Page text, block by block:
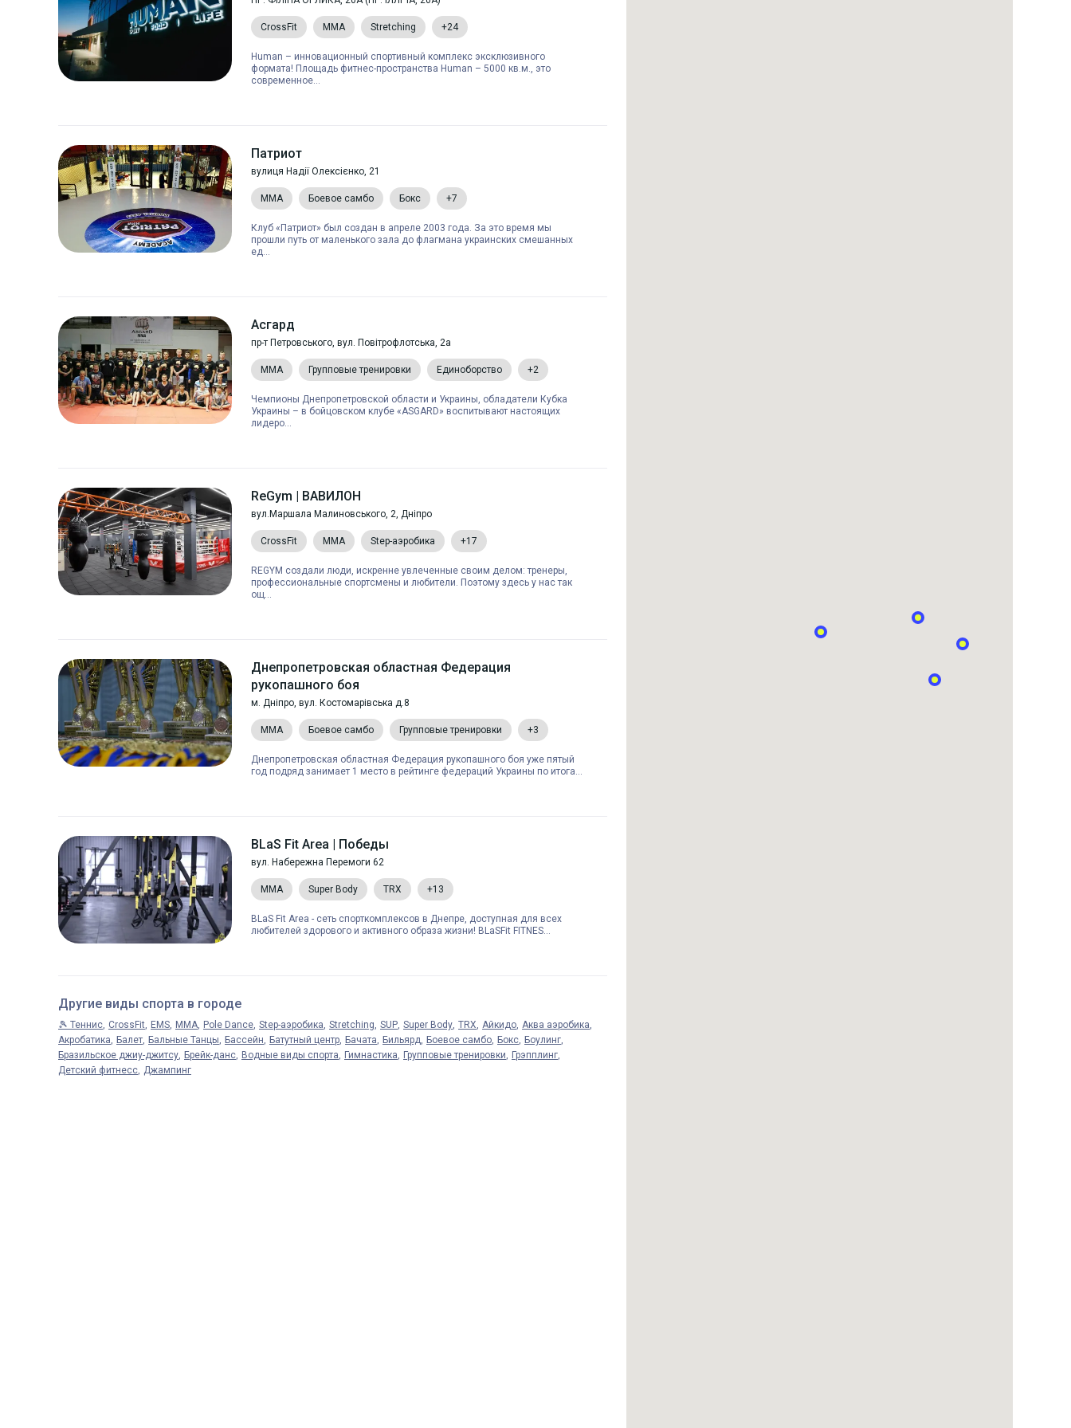
CrossFit MMA Stretching +24
Human – инновационный спортивный комплекс эксклюзивного
формата! Площадь фитнес-пространства Human – 5000 кв.м., это
современное...
Патриот
вулиця Надії Олексієнко, 21
MMA Боевое самбо Бокс +7
Клуб «Патриот» был создан в апреле 2003 года. За это время мы
прошли путь от маленького зала до флагмана украинских смешанных
ед...
Асгард
пр-т Петровського, вул. Повітрофлотська, 2а
MMA Групповые тренировки Единоборство +2
Чемпионы Днепропетровской области и Украины, обладатели Кубка
Украины – в бойцовском клубе «ASGARD» воспитывают настоящих
лидеро...
ReGym | ВАВИЛОН
вул.Маршала Малиновського, 2, Дніпро
CrossFit MMA Step-аэробика +17
REGYM создали люди, искренне увлеченные своим делом: тренеры,
профессиональные спортсмены и любители. Поэтому здесь у нас так
ощ...
Днепропетровская областная Федерация
рукопашного боя
м. Дніпро, вул. Костомарівська д.8
MMA Боевое самбо Групповые тренировки +3
Днепропетровская областная Федерация рукопашного боя уже пятый
год подряд занимает 1 место в рейтинге федераций Украины по итога...
BLaS Fit Area | Победы
вул. Набережна Перемоги 62
MMA Super Body TRX +13
BLaS Fit Area - сеть спорткомплексов в Днепре, доступная для всех
любителей здорового и активного образа жизни! BLaSFit FITNES...
Другие виды спорта в городе
🎾 Теннис CrossFit EMS MMA Pole Dance Step-аэробика Stretching SUP Super Body TRX Айкидо Аква аэробика
Акробатика
Балет Бальные Танцы Бассейн Батутный центр Бачата Бильярд Боевое самбо Бокс
Боулинг
Бразильское джиу-джитсу
Брейк-данс Водные виды спорта Гимнастика Групповые тренировки
Грэпплинг
Детский фитнесс Джампинг